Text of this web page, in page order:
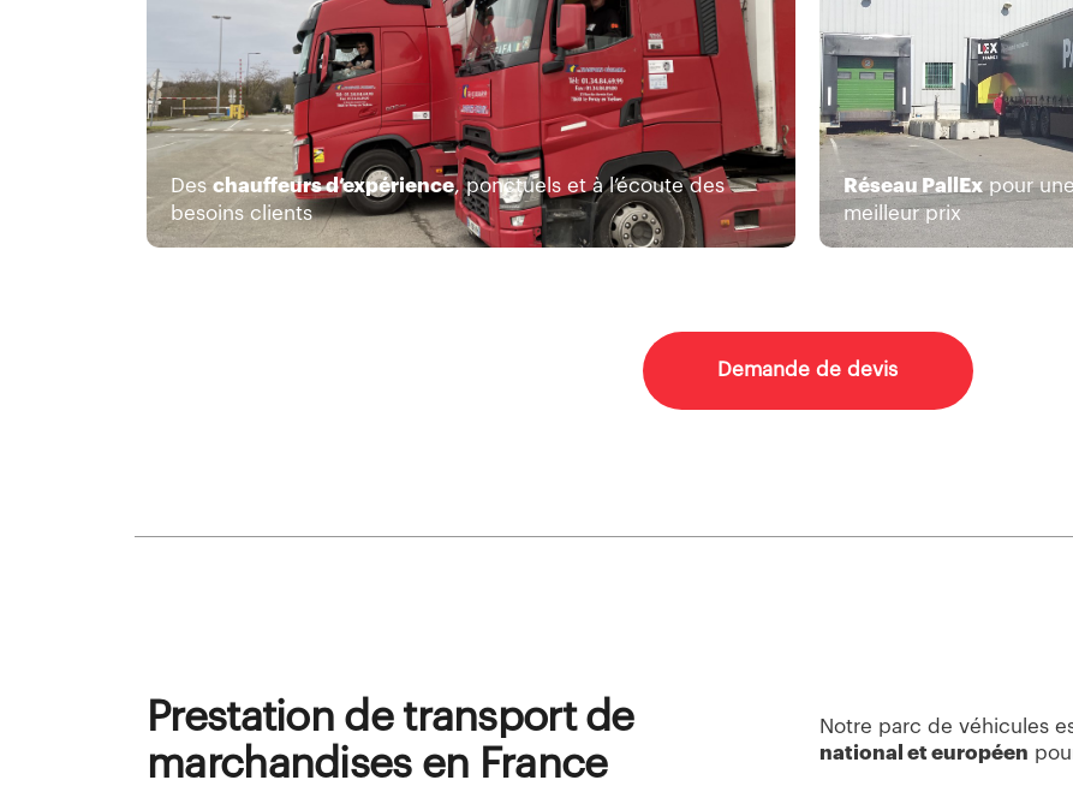
Des chauffeurs d’expérience, ponctuels et à l’écoute des
besoins clients
Réseau PallExpour
meilleur prix
Demande de devis
Prestation de transport de
marchandises en France
Notre parc de véhicules
national et européen